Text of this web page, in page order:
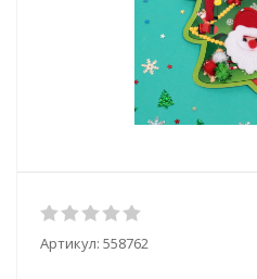
Артикул: 558762